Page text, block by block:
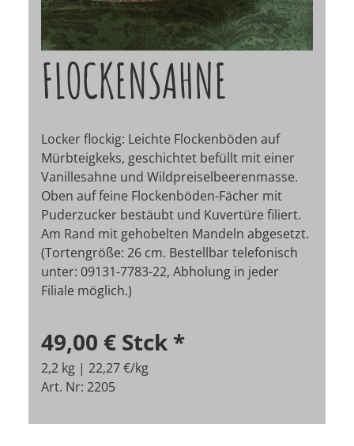
FLOCKENSAHNE
Locker flockig: Leichte Flockenböden auf
Mürbteigkeks, geschichtet befüllt mit einer
Vanillesahne und Wildpreiselbeerenmasse.
Oben auf feine Flockenböden-Fächer mit
Puderzucker bestäubt und Kuvertüre filiert.
Am Rand mit gehobelten Mandeln abgesetzt.
(Tortengröße: 26 cm. Bestellbar telefonisch
unter: 09131-7783-22, Abholung in jeder
Filiale möglich.)
49,00 € Stck *
2,2 kg | 22,27 €/kg
Art. Nr: 2205